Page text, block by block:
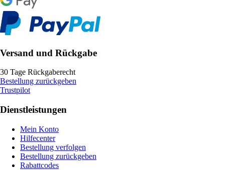
Versand und Rückgabe
30 Tage Rückgaberecht
Bestellung zurückgeben
Trustpilot
Dienstleistungen
Mein Konto
Hilfecenter
Bestellung verfolgen
Bestellung zurückgeben
Rabattcodes